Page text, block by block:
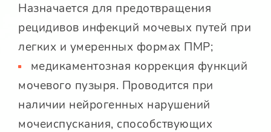
Назначается для предотвращения
рецидивов инфекций мочевых путей при
легких и умеренных формах ПМР;
медикаментозная коррекция функций
мочевого пузыря. Проводится при
наличии нейрогенных нарушений
мочеиспускания, способствующих